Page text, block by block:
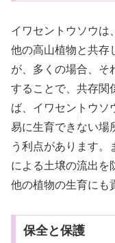
イワセントウソウは
他の高山植物と共存
が、多くの場合、そ
することで、共存関
ば、イワセントウソ
易に生育できない場
う利点があります。
による土壌の流出を
他の植物の生育にも
保全と保護